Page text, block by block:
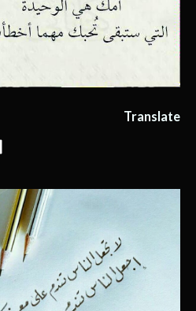
Translate